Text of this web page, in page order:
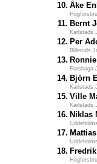
10. Åke
11. Bernt
Karlstads
12. Per
Billeruds
13.
Forshaga
14. Björn
Karlstads
15. Ville
Karlstads
16. Niklas
17.
18.